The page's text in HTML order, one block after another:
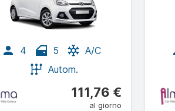
4 5
A/C
Autom.
111,76 €
al giorno